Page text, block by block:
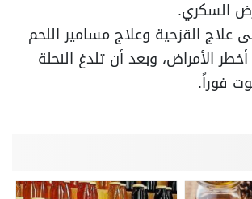
السكري.
علاج القزحية وعلاج مسامير اللحم
الأمراض، وبعد أن تلدغ النحلة
فوراً.